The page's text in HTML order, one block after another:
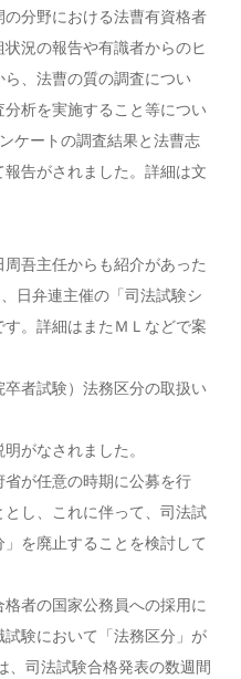
分野における法曹有資格者
況の報告や有識者からのヒ
、法曹の質の調査につい
析を実施すること等につい
ケートの調査結果と法曹志
告がされました。詳細は文
吾主任からも紹介があった
日弁連主催の「司法試験シ
。詳細はまたＭＬなどで案
卒者試験）法務区分の取扱い
がなされました。
省が任意の時期に公募を行
し、これに伴って、司法試
を廃止することを検討して
格者の国家公務員への採用に
験において「法務区分」が
、司法試験合格発表の数週間